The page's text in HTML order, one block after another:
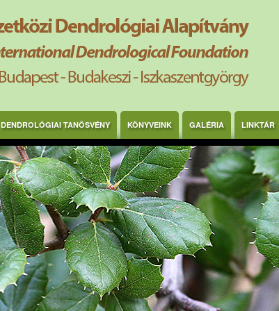
DENDROLÓGIAI TANÖSVÉNY KÖNYVEINK GALÉRIA LINKTÁR